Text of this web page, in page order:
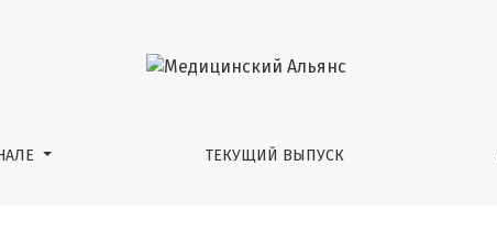
ТЕКУЩИЙ ВЫПУСК